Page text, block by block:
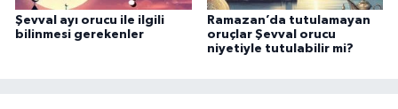
Şevval ayı orucu ile ilgili
bilinmesi gerekenler
Ramazan’da tutulamayan
oruçlar Şevval orucu
niyetiyle tutulabilir mi?
Şırnak Müftülüğü